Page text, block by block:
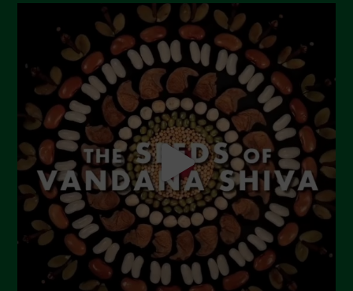
Ottobre 2023
Settembre 2023
Agosto 2023
Luglio 2023
Giugno 2023
Maggio 2023
Aprile 2023
Marzo 2023
Febbraio 2023
Dicembre 2022